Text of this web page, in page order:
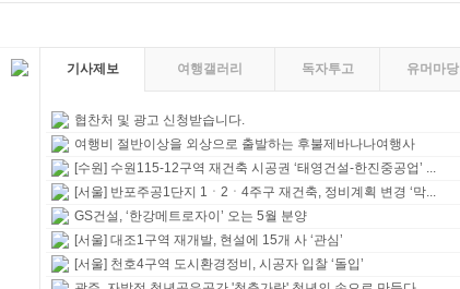
기사제보 여행갤러리 독자투고 유머마당
협찬처 및 광고 신청받습니다.
여행비 절반이상을 외상으로 출발하는 후불제바나나여행사
[수원] 수원115-12구역 재건축 시공권 ‘태영건설-한진중공업’ ...
[서울] 반포주공1단지 1ㆍ2ㆍ4주구 재건축, 정비계획 변경 ‘막...
GS건설, ‘한강메트로자이’ 오는 5월 분양
[서울] 대조1구역 재개발, 현설에 15개 사 ‘관심’
[서울] 천호4구역 도시환경정비, 시공자 입찰 ‘돌입’